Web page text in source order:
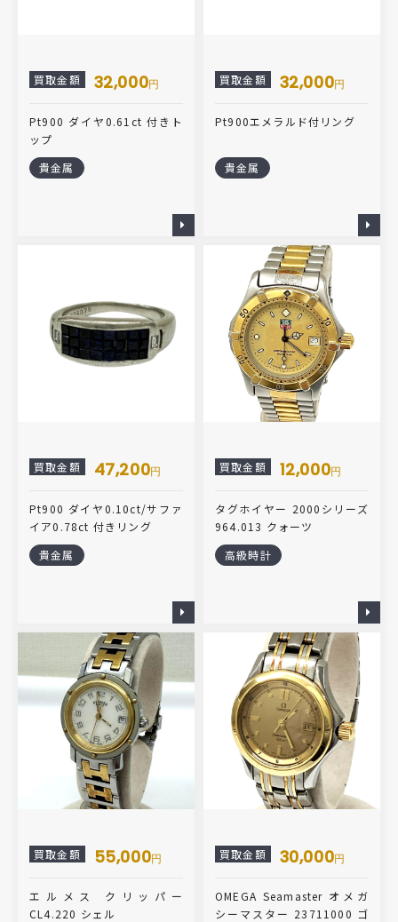
買取金額 32,000円
Pt900 ダイヤ0.61ct 付きト
ップ
貴金属
買取金額 32,000円
Pt900エメラルド付リング
貴金属
買取金額 47,200円
Pt900 ダイヤ0.10ct/サファ
イア0.78ct 付きリング
貴金属
買取金額 12,000円
タグホイヤー 2000シリーズ
964.013 クォーツ
高級時計
買取金額 55,000円
エルメス クリッパー
CL4.220 シェル
買取金額 30,000円
OMEGA Seamaster オメガ
シーマスター 23711000 ゴ